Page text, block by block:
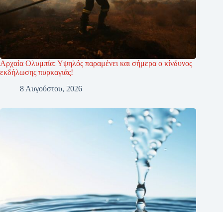
Αρχαία Ολυμπία: Υψηλός παραμένει και σήμερα ο κίνδυνος
εκδήλωσης πυρκαγιάς!
8 Αυγούστου, 2026